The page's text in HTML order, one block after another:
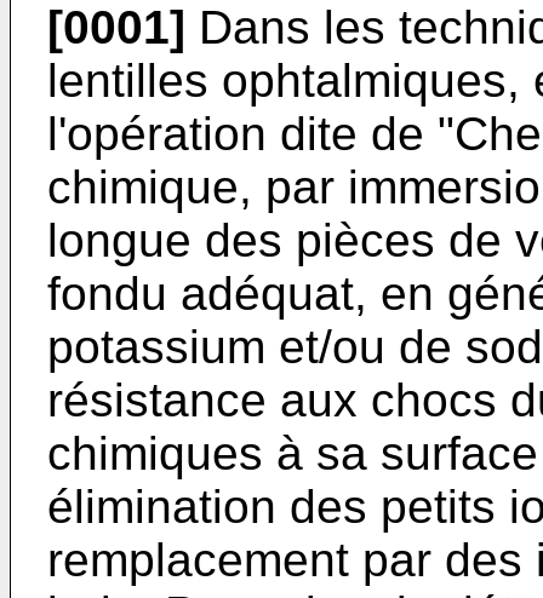
[0001] Dans les
lentilles ophtalmiques,
l'opération dite de
chimique, par
longue des pièces de
fondu adéquat, en
potassium et/ou de
résistance aux chocs
chimiques à sa
élimination des petits
remplacement par